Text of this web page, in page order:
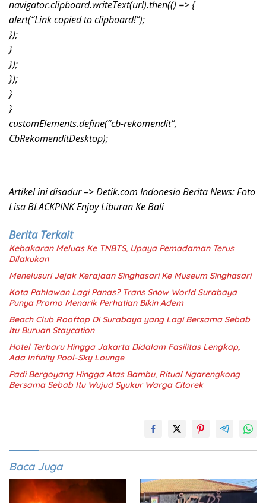
navigator.clipboard.writeText(url).then(() => {
alert(“Link copied to clipboard!”);
});
}
});
});
}
}
customElements.define(“cb-rekomendit”,
CbRekomenditDesktop);
Artikel ini disadur –> Detik.com Indonesia Berita News: Foto
Lisa BLACKPINK Enjoy Liburan Ke Bali
Berita Terkait
Kebakaran Meluas Ke TNBTS, Upaya Pemadaman Terus
Dilakukan
Menelusuri Jejak Kerajaan Singhasari Ke Museum Singhasari
Kota Pahlawan Lagi Panas? Trans Snow World Surabaya
Punya Promo Menarik Perhatian Bikin Adem
Beach Club Rooftop Di Surabaya yang Lagi Bersama Sebab
Itu Buruan Staycation
Hotel Terbaru Hingga Jakarta Didalam Fasilitas Lengkap,
Ada Infinity Pool-Sky Lounge
Padi Bergoyang Hingga Atas Bambu, Ritual Ngarengkong
Bersama Sebab Itu Wujud Syukur Warga Citorek
Baca Juga